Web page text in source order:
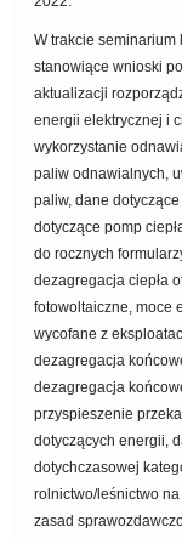
W trakcie seminarium
stanowiące wnioski
aktualizacji
energii elektrycznej i
wykorzystanie
paliw odnawialnych,
paliw, dane
dotyczące pomp
do rocznych
dezagregacja ciepła
fotowoltaiczne, moce
wycofane z
dezagregacja
dezagregacja
przyspieszenie
dotyczących energii,
dotychczasowej
rolnictwo/leśnictwo
zasad